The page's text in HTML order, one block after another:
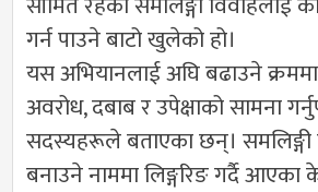
गर्न पाउने बाटो खुलेको हो।
यस अभियानलाई अघि बढाउने
अवरोध, दबाब र उपेक्षाको सामना
सदस्यहरूले बताएका छन्। समलिङ्गी
बनाउने नाममा लिङ्गरिङ गर्दै आएका